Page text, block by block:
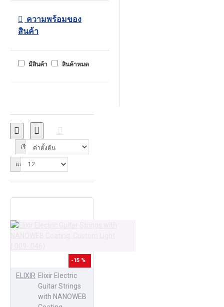
ความพร้อมของ
สินค้า
มีสินค้า สินค้าหมด
เรียงลำดับ:
แสดง:
-15 %
ELIXIR Elixir Electric
Guitar Strings
with NANOWEB